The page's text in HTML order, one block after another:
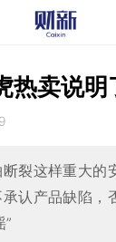
热卖说明
裂这样重大的
认产品缺陷，
”